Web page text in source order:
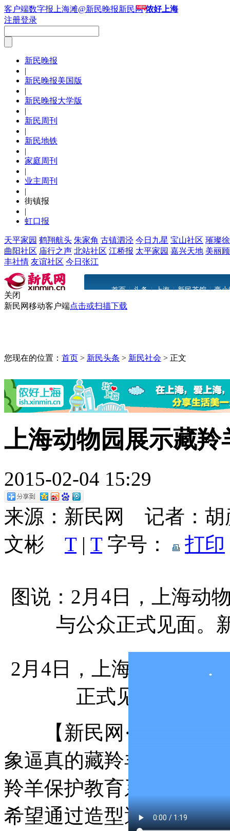
客户端数字报 上海滩@新民晚报新民网 侬好上海
注册登录
新民晚报
|
新民晚报美国版
|
新民晚报大学版
|
新民周刊
|
新民地铁
|
家庭周刊
|
业主周刊
|
街镇报
|
虹口报
天平家园 鹤翔航头 朱家角 古镇泗泾 今日九星 宝山社区 璀璨
曲阳社区 庙行之声 北站社区 江桥报 太平家园 嘉兴天地 美丽
丰社情 友谊社区 今日张江
首页 | 头条 | 上海 | 新民茶馆 | 豪小
关闭
新民网移动客户端点击或扫描下载
您现在的位置： 首页 > 新民头条 > 新民社会 > 正文
上海动物园展示藏
2015-02-04 15:29
来源：新民网 记者：
文彬 T | T 字号： 打印
图说：2月4日，上海动
与公众正式见面。
2月4日，上海动物园一
正式见面。新民
【新民网·独家报道】
象逼真的藏羚羊雕塑在
羚羊保护教育系列活动
希望通过造型逼真的雕